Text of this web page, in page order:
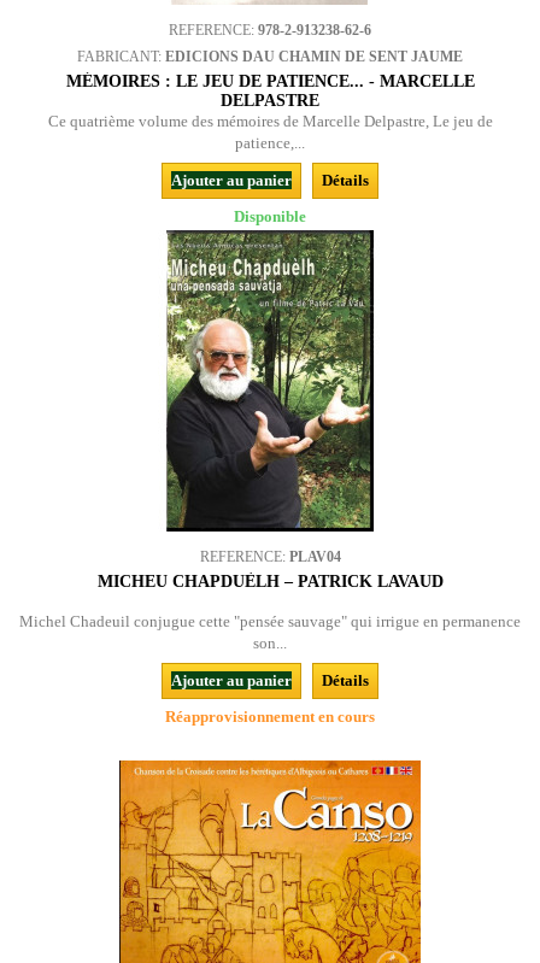
REFERENCE: 978-2-913238-62-6
FABRICANT: EDICIONS DAU CHAMIN DE SENT JAUME
MÉMOIRES : LE JEU DE PATIENCE... - MARCELLE
DELPASTRE
Ce quatrième volume des mémoires de Marcelle Delpastre, Le jeu de
patience,...
Ajouter au panier
Détails
Disponible
REFERENCE: PLAV04
MICHEU CHAPDUÈLH – PATRICK LAVAUD
Michel Chadeuil conjugue cette "pensée sauvage" qui irrigue en permanence
son...
Ajouter au panier
Détails
Réapprovisionnement en cours